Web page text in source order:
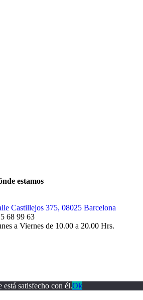
estamos
Castillejos 375, 08025 Barcelona
68 99 63
a Viernes de 10.00 a 20.00 Hrs.
satisfecho con él.Ok